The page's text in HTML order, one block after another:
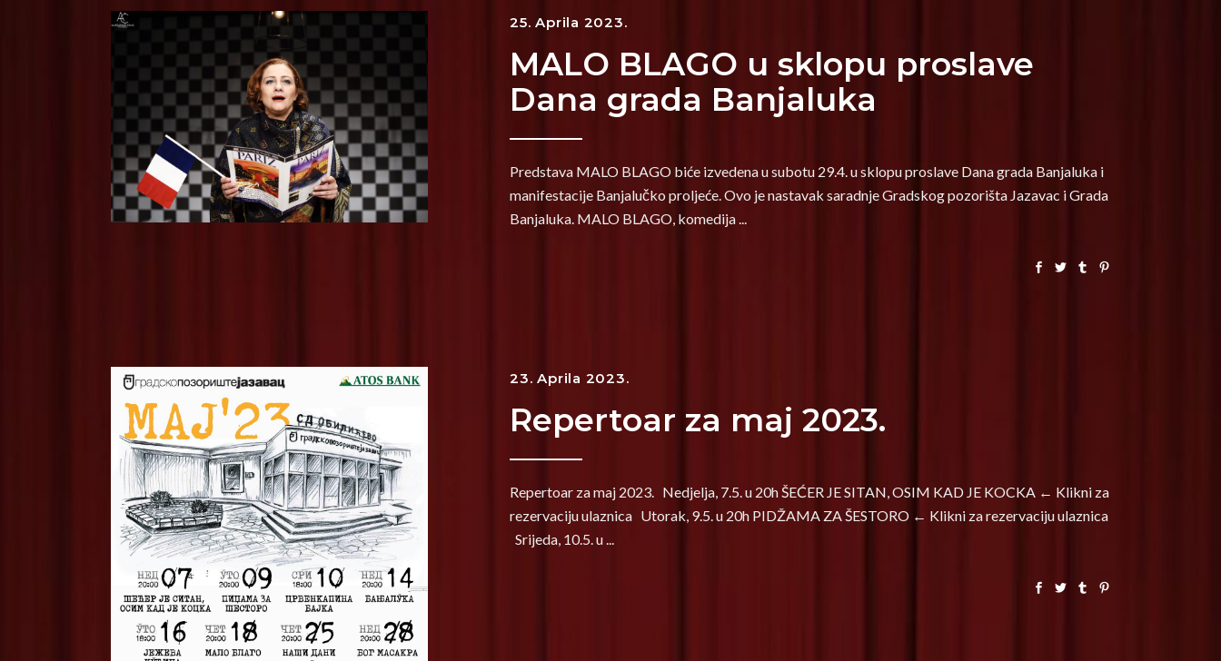
25. Aprila 2023.
MALO BLAGO u sklopu proslave
Dana grada Banjaluka
Predstava MALO BLAGO biće izvedena u subotu 29.4. u sklopu proslave Dana grada Banjaluka i
manifestacije Banjalučko proljeće. Ovo je nastavak saradnje Gradskog pozorišta Jazavac i Grada
Banjaluka. MALO BLAGO, komedija
23. Aprila 2023.
Repertoar za maj 2023.
Repertoar za maj 2023. Nedjelja, 7.5. u 20h ŠEĆER JE SITAN, OSIM KAD JE KOCKA ← Klikni za
rezervaciju ulaznica Utorak, 9.5. u 20h PIDŽAMA ZA ŠESTORO ← Klikni za rezervaciju ulaznica
Srijeda, 10.5. u